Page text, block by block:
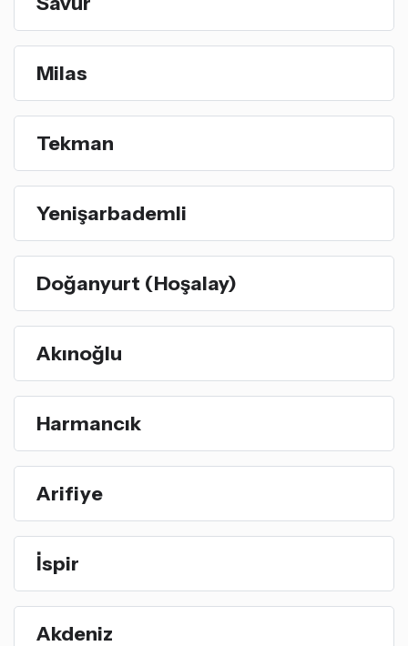
Milas
Tekman
Yenişarbademli
Doğanyurt (Hoşalay)
Akınoğlu
Harmancık
Arifiye
İspir
Akdeniz